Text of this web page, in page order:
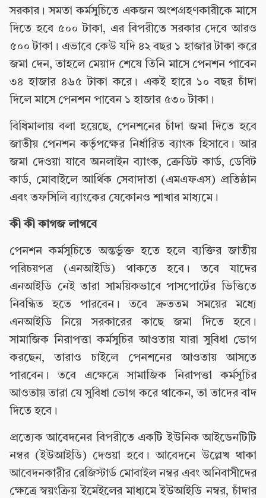
সরকার। সমতা কর্মসূচিতে একজন অংশগ্রহণকারীকে মাসে
দিতে হবে ৫০০ টাকা, এর বিপরীতে সরকার দেবে আরও
৫০০ টাকা। এভাবে কেউ যদি ৪২ বছর ১ হাজার টাকা করে
জমা দেন, তাহলে মেয়াদ শেষে তিনি মাসে পেনশন পাবেন
৩৪ হাজার ৪৬৫ টাকা করে। একই হারে ১০ বছর চাঁদা
দিলে মাসে পেনশন পাবেন ১ হাজার ৫৩০ টাকা।
বিধিমালায় বলা হয়েছে, পেনশনের চাঁদা জমা দিতে হবে
জাতীয় পেনশন কর্তৃপক্ষের নির্ধারিত ব্যাংক হিসাবে। আর
জমা দেওয়া যাবে অনলাইন ব্যাংক, ক্রেডিট কার্ড, ডেবিট
কার্ড, মোবাইলে আর্থিক সেবাদাতা (এমএফএস) প্রতিষ্ঠান
এবং তফসিলি ব্যাংকের যেকোনও শাখার মাধ্যমে।
কী কী কাগজ লাগবে
পেনশন কর্মসূচিতে অন্তর্ভুক্ত হতে হলে ব্যক্তির জাতীয়
পরিচয়পত্র (এনআইডি) থাকতে হবে। তবে যাদের
এনআইডি নেই তারা সাময়িকভাবে পাসপোর্টের ভিত্তিতে
নিবন্ধিত হতে পারবেন। তবে দ্রুততম সময়ের মধ্যে
এনআইডি নিয়ে সরকারের কাছে জমা দিতে হবে।
সামাজিক নিরাপত্তা কর্মসূচির আওতায় যারা সুবিধা ভোগ
করছেন, তারাও চাইলে পেনশনের আওতায় আসতে
পারবেন। তবে এক্ষেত্রে সামাজিক নিরাপত্তা কর্মসূচির
আওতায় তারা যে সুবিধা ভোগ করে থাকেন, তা তাদের বাদ
দিতে হবে।
প্রত্যেক আবেদনের বিপরীতে একটি ইউনিক আইডেনটিটি
নম্বর (ইউআইডি) দেওয়া হবে। আবেদনে উল্লেখ থাকা
আবেদনকারীর রেজিস্টার্ড মোবাইল নম্বর এবং অনিবাসীদের
ক্ষেত্রে স্বয়ংক্রিয় ইমেইলের মাধ্যমে ইউআইডি নম্বর, চাঁদার